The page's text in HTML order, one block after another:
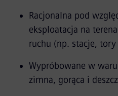
Racjonalna pod
eksploatacja na
ruchu (np. stacje,
Wypróbowane w
zimna, gorąca i